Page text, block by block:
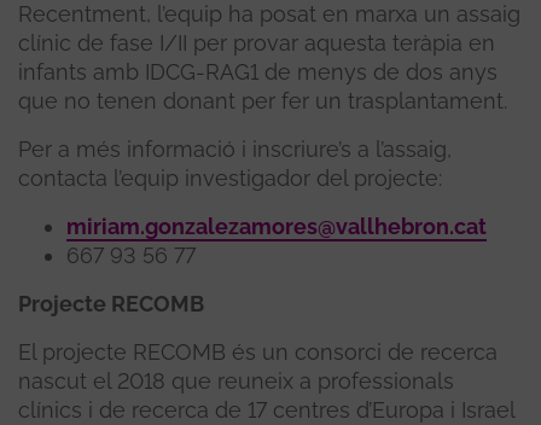
Recentment, l’equip ha posat en marxa un assaig
clínic de fase I/II per provar aquesta teràpia en
infants amb IDCG-RAG1 de menys de dos anys
que no tenen donant per fer un trasplantament.
Per a més informació i inscriure’s a l’assaig,
contacta l’equip investigador del projecte:
miriam.gonzalezamores@vallhebron.cat
667 93 56 77
Projecte RECOMB
El projecte RECOMB és un consorci de recerca
nascut el 2018 que reuneix a professionals
clínics i de recerca de 17 centres d’Europa i Israel